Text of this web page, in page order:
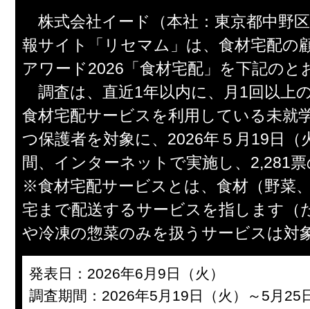
株式会社イード（本社：東京都中野
報サイト「リセマム」は、食材宅配の
アワード2026「食材宅配」を下記のと
調査は、直近1年以内に、月1回以上
食材宅配サービスを利用している未就
つ保護者を対象に、2026年５月19日
間、インターネットで実施し、2,281
※食材宅配サービスとは、食材（野菜
宅まで配送するサービスを指します（
や冷凍の惣菜のみを扱うサービスは対
発表日：2026年6月9日（火）
調査期間：2026年5月19日（火）～5月25